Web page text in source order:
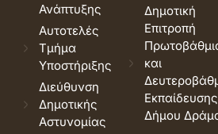
Ανάπτυξης
Αυτοτελές
Τμήμα
Υποστήριξης
Διεύθυνση
Δημοτικής
Αστυνομίας
Δημοτική
Επιτροπή
και
Εκπαίδευσης
Δήμου